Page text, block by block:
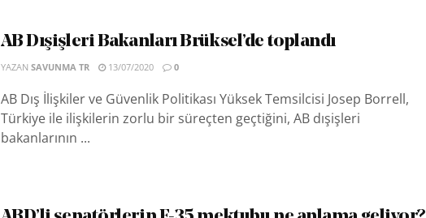
AB Dışişleri Bakanları Brüksel’de toplandı
YAZAN SAVUNMA TR 13/07/2020 0
AB Dış İlişkiler ve Güvenlik Politikası Yüksek Temsilcisi Josep Borrell,
Türkiye ile ilişkilerin zorlu bir süreçten geçtiğini, AB dışişleri
bakanlarının ...